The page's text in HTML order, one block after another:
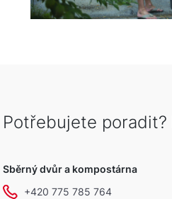
Potřebujete poradit?
Sběrný dvůr a kompostárna
+420 775 785 764